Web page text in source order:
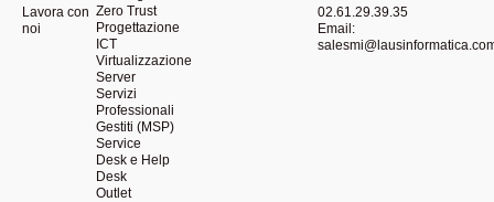
Lavora con
noi
Zero Trust
Progettazione
ICT
Virtualizzazione
Server
Servizi
Professionali
Gestiti (MSP)
Service
Desk e Help
Desk
Outlet
02.61.29.39.35
Email: